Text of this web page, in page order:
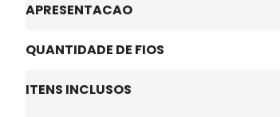
APRESENTACAO
QUANTIDADE DE FIOS
ITENS INCLUSOS